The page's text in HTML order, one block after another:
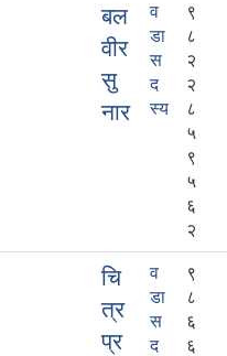
बल
वीर
सु
नार
व
डा
स
द
स्य
९
८
२
२
८
५
९
५
६
२
चि
त्र
प्र
व
डा
स
द
९
८
६
६